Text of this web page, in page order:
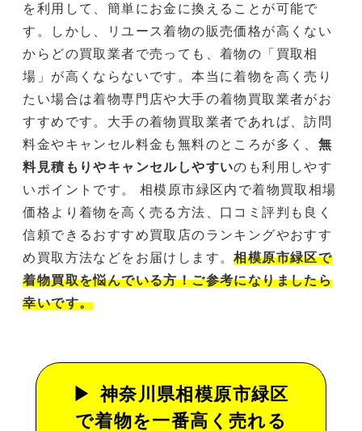
を利用して、簡単にお金に換えることが可能で
す。しかし、リユース着物の販売価格が高くない
からどの買取業者で売っても、着物の「買取相
場」が高くならないです。本当に着物を高く売り
たい場合は着物専門店や大手の着物買取業者がお
すすめです。大手の着物買取業者であれば、訪問
料金やキャンセル料金も無料のところが多く、 無
料見積もりやキャンセルしやすいのも利用しやす
いポイントです。 相模原市緑区内で着物買取相場
価格より着物を高く売る方法、口コミ評判も良く
信頼できるおすすめ買取店のランキングやおすす
め買取方法などをお届けします。相模原市緑区で
着物買取を悩んでいる方！ご参考になりましたら
幸いです。
神奈川県相模原市緑区
で着物を一番高く売れる